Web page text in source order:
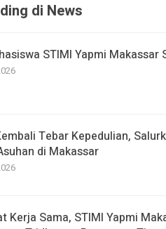
di News
STIMI Yapmi Makassar
Tebar Kepedulian,
di Makassar
Kerja Sama, STIMI Yapmi